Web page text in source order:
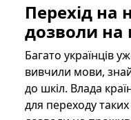
Перехід на
дозволи
Багато українців
вивчили мови,
до шкіл. Влада
для переходу